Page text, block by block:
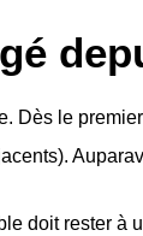
Dès le
doit rester à